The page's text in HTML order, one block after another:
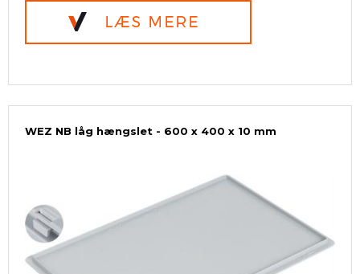
WEZ NB låg hængslet - 600 x 400 x 10 mm